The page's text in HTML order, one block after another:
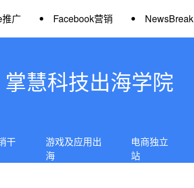
广 Facebook营销 NewsBreak
掌慧科技出海学院
干
游戏及应用出
海
电商独立
站